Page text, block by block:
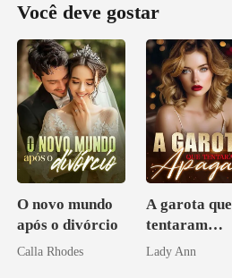
Você deve gostar
O novo mundo
após o divórcio
Calla Rhodes
A garota que
tentaram
apagar
Lady Ann